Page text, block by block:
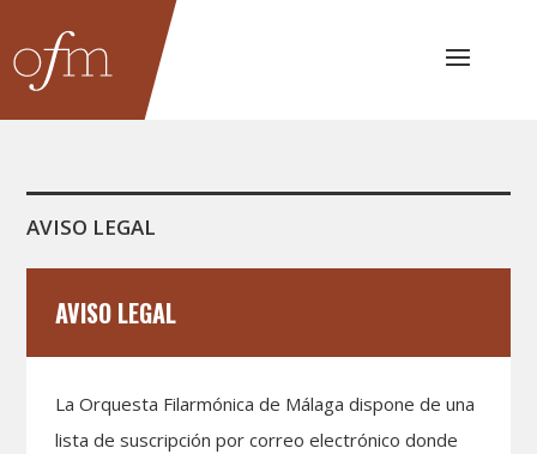
AVISO LEGAL
AVISO LEGAL
La Orquesta Filarmónica de Málaga dispone de una
lista de suscripción por correo electrónico donde